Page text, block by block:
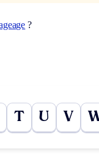
?
T U V